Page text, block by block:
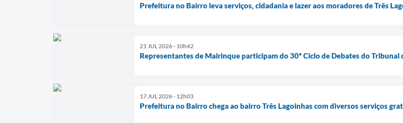
Prefeitura no Bairro leva serviços, cidadania e lazer aos moradores de Três
21 JUL 2026 - 10h42
Representantes de Mairinque participam do 30º Ciclo de Debates do Tribunal
17 JUL 2026 - 12h03
Prefeitura no Bairro chega ao bairro Três Lagoinhas com diversos serviços